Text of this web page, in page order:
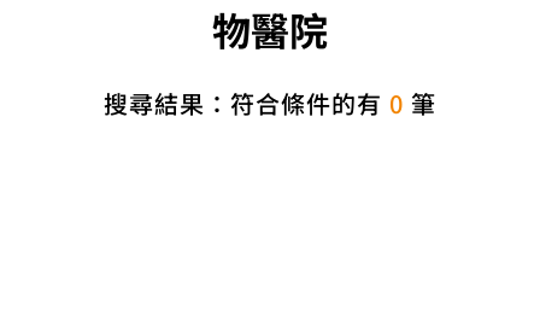
物醫院
搜尋結果：符合條件的有 0 筆